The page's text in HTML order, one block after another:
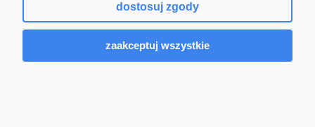
Sklep internetowy Shoper Premium
dostosuj zgody
zaakceptuj wszystkie